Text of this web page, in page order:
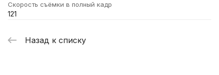
Скорость съёмки в полный кадр
121
Назад к списку